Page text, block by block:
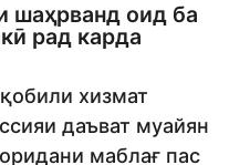
шаҳрванд оид ба
рад карда
хизмат
даъват муайян
маблағ пас